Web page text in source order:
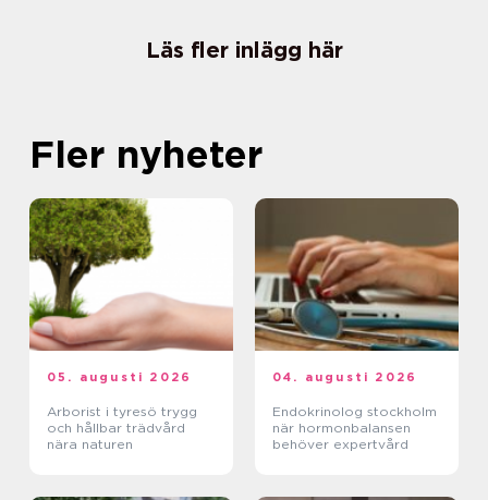
Läs fler inlägg här
Fler nyheter
05. augusti 2026
Arborist i tyresö trygg
och hållbar trädvård
nära naturen
04. augusti 2026
Endokrinolog stockholm
när hormonbalansen
behöver expertvård